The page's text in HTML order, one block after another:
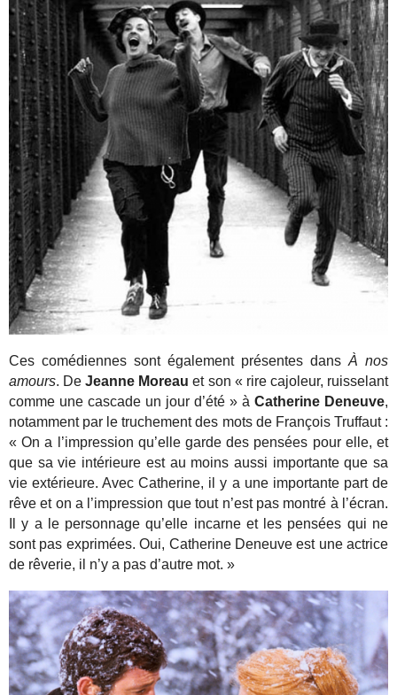
Ces comédiennes sont également présentes dans À nos
amours. DeJeanne Moreau et son « rire cajoleur, ruisselant
comme une cascade un jour d’été » à Catherine Deneuve,
notamment par le truchement des mots de François Truffaut :
« On a l’impression qu’elle garde des pensées pour elle, et
que sa vie intérieure est au moins aussi importante que sa
vie extérieure. Avec Catherine, il y a une importante part de
rêve et on a l’impression que tout n’est pas montré à l’écran.
Il y a le personnage qu’elle incarne et les pensées qui ne
sont pas exprimées. Oui, Catherine Deneuve est une actrice
de rêverie, il n’y a pas d’autre mot. »